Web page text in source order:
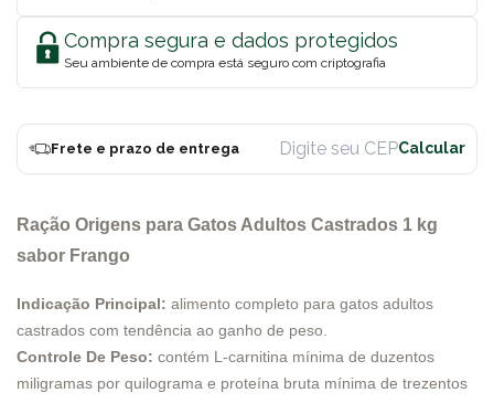
Compra segura e dados protegidos
Seu ambiente de compra está seguro com criptografia
Frete e prazo de entrega
Ração Origens para Gatos Adultos Castrados 1 kg
sabor Frango
Indicação Principal: alimento completo para gatos adultos
castrados com tendência ao ganho de peso.
Controle De Peso: contém L-carnitina mínima de duzentos
miligramas por quilograma e proteína bruta mínima de trezentos